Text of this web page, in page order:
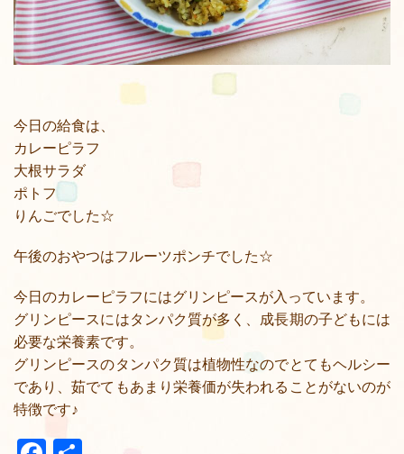
今日の給食は、
カレーピラフ
大根サラダ
ポトフ
りんごでした☆
午後のおやつはフルーツポンチでした☆
今日のカレーピラフにはグリンピースが入っています。
グリンピースにはタンパク質が多く、成長期の子どもには
必要な栄養素です。
グリンピースのタンパク質は植物性なのでとてもヘルシー
であり、茹でてもあまり栄養価が失われることがないのが
特徴です♪